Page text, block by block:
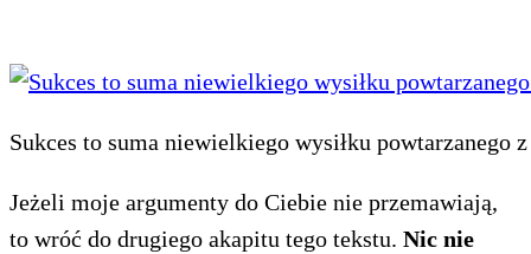
Sukces to suma niewielkiego wysiłku powtarzanego
Jeżeli moje argumenty do Ciebie nie przemawiają,
to wróć do drugiego akapitu tego tekstu. Nic nie